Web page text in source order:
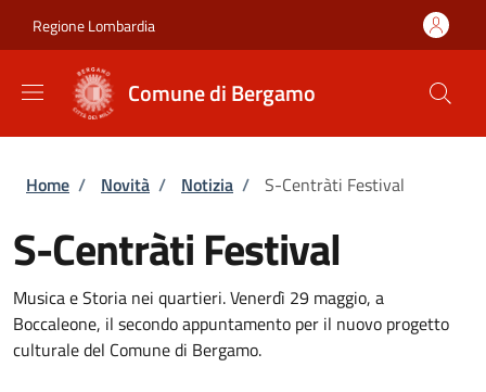
Regione Lombardia
Comune di Bergamo
Briciole di pane
Home / Novità / Notizia / S-Centràti Festival
S-Centràti Festival
Musica e Storia nei quartieri. Venerdì 29 maggio, a
Boccaleone, il secondo appuntamento per il nuovo progetto
culturale del Comune di Bergamo.